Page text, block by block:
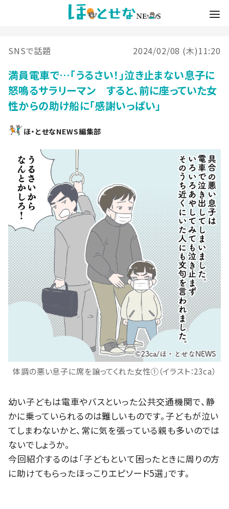
SNSで話題 2024/02/08 (木)11:20
満員電車で…「うるさい！」泣き止まない息子に
怒鳴るサラリーマン すると、前に座っていた女
性からの助け船に「感謝いっぱい」
ほ・とせなNEWS編集部
体調の悪い息子に席を譲ってくれた女性①（イラスト：23ca）
幼い子どもは電車やバスといった公共交通機関で、静
かに乗っていられるのは難しいものです。子どもが泣い
てしまわないかと、常に気を張っている親も多いのでは
ないでしょうか。
今回紹介するのは「子どもといて困ったときに周りの方
に助けてもらったほっこりエピソード5選」です。